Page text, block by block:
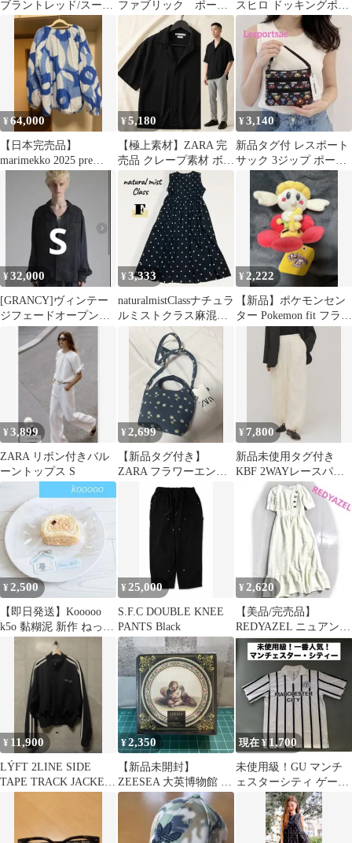
ブラントレッド/スーパ
ーブラック 2トーン
ファブリック ポー
チ アイボリー 完売
スヒロ ドッキングポロ
シャツ L 白 重ね着風
美品
¥64,000
【日本完売品】
marimekko 2025 pre
springノーカラーダウン
¥5,180
【極上素材】ZARA 完
売品 クレープ素材 ボク
シーフィットシャツ S
黒 半袖
¥3,140
新品タグ付 レスポート
サック 3ジップ ポーチ
ハート柄 ストラップ
ミニバッグ
¥32,000
[GRANCY]ヴィンテー
ジフェードオープンカ
ラーシャツ ブラック
Sサイズ
¥3,333
naturalmistClassナチュラ
ルミストクラス麻混刺
繍ドットリネンワンピ
¥2,222
【新品】ポケモンセン
ター Pokemon fit フラベ
ベ ぬいぐるみ
¥3,899
ZARA リボン付きバル
ーントップス S
¥ 2,699
【新品タグ付き】
ZARA フラワーエンブ
ロイダリーデニム2way
バッグ 刺繍
¥ 7,800
新品未使用タグ付き
KBF 2WAYレースパン
¥2,500
【即日発送】Kooooo
k5o 黏糊泥 新作 ねっと
り泥 スクイーズ
¥ 25,000
S.F.C DOUBLE KNEE
PANTS Black
¥ 2,620
【美品/完売品】
REDYAZEL ニュアンス
ボタンジャガードワン
ピース 白
¥ 11,900
LÝFT 2LINE SIDE
TAPE TRACK JACKET
¥2,350
【新品未開封】
ZEESEA 大英博物館 ク
ッションファンデ M01
マット BB
現在 ¥1,700
未使用級！GU マンチ
ェスターシティ ゲーム
シャツ L 完売品 コラボ
襟付き